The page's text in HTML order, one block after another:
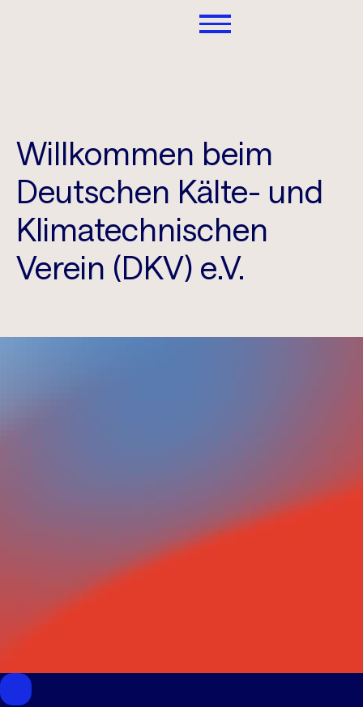
Willkommen beim
Deutschen Kälte- und
Klimatechnischen
Verein (DKV) e.V.